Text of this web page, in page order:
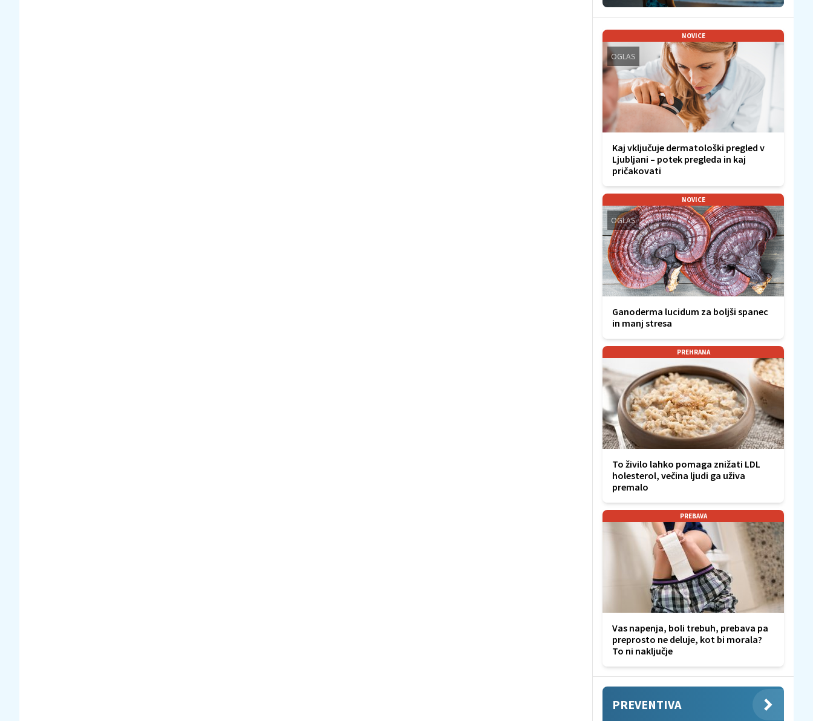
NOVICE
OGLAS
Kaj vključuje dermatološki pregled v
Ljubljani – potek pregleda in kaj
pričakovati
NOVICE
OGLAS
Ganoderma lucidum za boljši spanec
in manj stresa
PREHRANA
To živilo lahko pomaga znižati LDL
holesterol, večina ljudi ga uživa
premalo
PREBAVA
Vas napenja, boli trebuh, prebava pa
preprosto ne deluje, kot bi morala?
To ni naključje
PREVENTIVA